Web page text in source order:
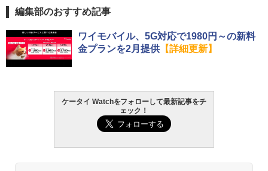
編集部のおすすめ記事
ワイモバイル、5G対応で1980円～の新料
金プランを2月提供【詳細更新】
ケータイ Watchをフォローして最新記事をチ
ェック！